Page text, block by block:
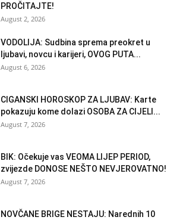
PROČITAJTE!
August 2, 2026
VODOLIJA: Sudbina sprema preokret u
ljubavi, novcu i karijeri, OVOG PUTA...
August 6, 2026
CIGANSKI HOROSKOP ZA LJUBAV: Karte
pokazuju kome dolazi OSOBA ZA CIJELI...
August 7, 2026
BIK: Očekuje vas VEOMA LIJEP PERIOD,
zvijezde DONOSE NEŠTO NEVJEROVATNO!
August 7, 2026
NOVČANE BRIGE NESTAJU: Narednih 10